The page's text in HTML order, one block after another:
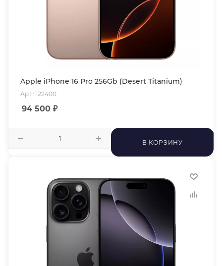
Apple iPhone 16 Pro 256Gb (Desert Titanium)
Арт.: 122400
94 500 ₽
В КОРЗИНУ